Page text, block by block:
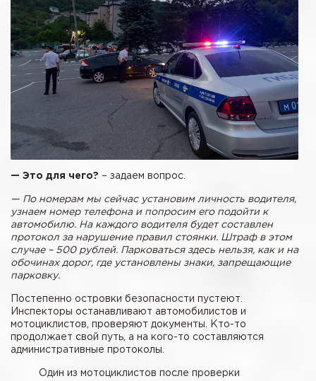
— Это для чего? – задаем вопрос.
— По номерам мы сейчас установим личность водителя,
узнаем номер телефона и попросим его подойти к
автомобилю. На каждого водителя будет составлен
протокол за нарушение правил стоянки. Штраф в этом
случае – 500 рублей. Парковаться здесь нельзя, как и на
обочинах дорог, где установлены знаки, запрещающие
парковку.
Постепенно островки безопасности пустеют.
Инспекторы останавливают автомобилистов и
мотоциклистов, проверяют документы. Кто-то
продолжает свой путь, а на кого-то составляются
административные протоколы.
Один из мотоциклистов после проверки